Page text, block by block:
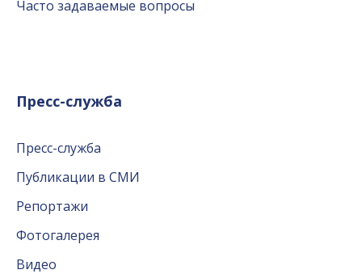
Часто задаваемые вопросы
Пресс-служба
Пресс-служба
Публикации в СМИ
Репортажи
Фотогалерея
Видео